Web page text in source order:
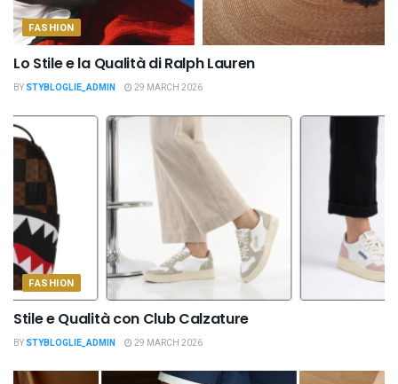
FASHION
Lo Stile e la Qualità di Ralph Lauren
BY STYBLOGLIE_ADMIN 29 MARCH 2026
FASHION
Stile e Qualità con Club Calzature
BY STYBLOGLIE_ADMIN 29 MARCH 2026